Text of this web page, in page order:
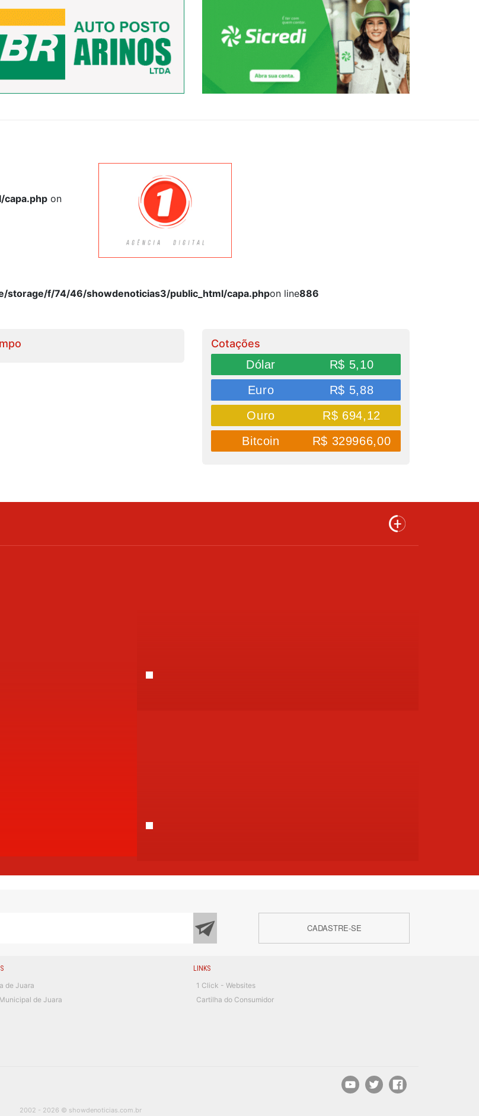
on
storage/f/74/46/showdenoticias3/public_html/capa.phpon line886
Cotações
Dólar
R$ 5,10
Euro
R$ 5,88
Ouro
R$ 694,12
Bitcoin
R$ 329966,00
CADASTRE-SE
de Juara
de Juara
LINKS
1 Click - Websites
Cartilha do Consumidor
2002 - 2026 © showdenoticias.com.br